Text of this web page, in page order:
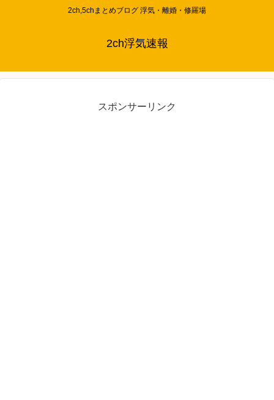
2ch,5chまとめブログ 浮気・離婚・修羅場
2ch浮気速報
スポンサーリンク